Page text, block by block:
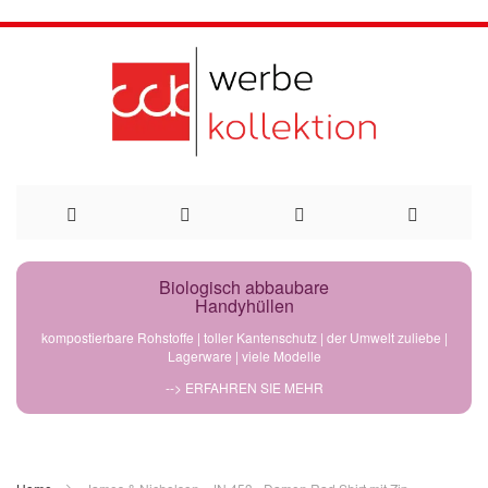
Direkt
Biologisch abbaubare
Handyhüllen
kompostierbare Rohstoffe | toller Kantenschutz | der Umwelt zuliebe |
Lagerware | viele Modelle
--> ERFAHREN SIE MEHR